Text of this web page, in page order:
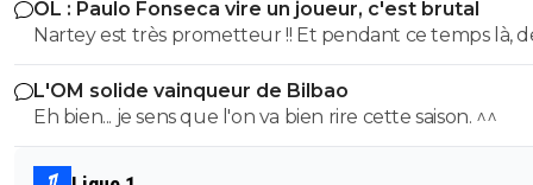
dépenser une fortune pour un joueur qui a suivis
préparation avec Liverpool, Liverpool on déjà fait la bêtise sur
isak l année dernière, ils veulent pas refaire la même
OL : Paulo Fonseca vire un joueur, c'est brutal
Nartey est très prometteur !! Et pendant ce temps là,
joueurs comme AMN et Tessman joue tout les
L'OM solide vainqueur de Bilbao
Eh bien... je sens que l'on va bien rire cette saison. ^^